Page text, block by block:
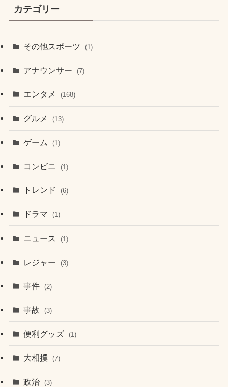
カテゴリー
その他スポーツ (1)
アナウンサー (7)
エンタメ (168)
グルメ (13)
ゲーム (1)
コンビニ (1)
トレンド (6)
ドラマ (1)
ニュース (1)
レジャー (3)
事件 (2)
事故 (3)
便利グッズ (1)
大相撲 (7)
政治 (3)